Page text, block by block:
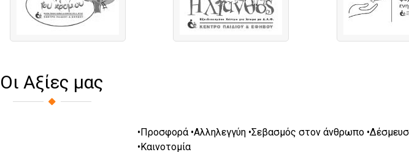
Οι Aξίες μας
•Προσφορά •Αλληλεγγύη •Σεβασμός στον άνθρωπο
•Καινοτομία